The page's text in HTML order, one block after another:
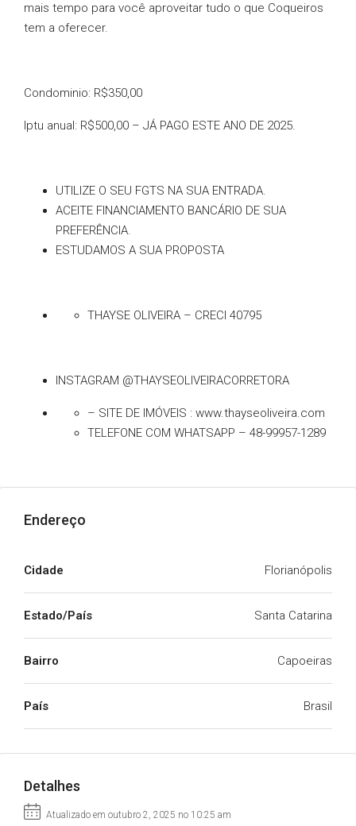
mais tempo para você aproveitar tudo o que Coqueiros
tem a oferecer.
Condominio: R$350,00
Iptu anual: R$500,00 – JÁ PAGO ESTE ANO DE 2025.
UTILIZE O SEU FGTS NA SUA ENTRADA.
ACEITE FINANCIAMENTO BANCÁRIO DE SUA
PREFERÊNCIA.
ESTUDAMOS A SUA PROPOSTA
THAYSE OLIVEIRA – CRECI 40795
INSTAGRAM @THAYSEOLIVEIRACORRETORA
– SITE DE IMÓVEIS : www.thayseoliveira.com
TELEFONE COM WHATSAPP – 48-99957-1289
Endereço
Cidade Florianópolis
Estado/País Santa Catarina
Bairro Capoeiras
País Brasil
Detalhes
Atualizado em outubro 2, 2025 no 10:25 am